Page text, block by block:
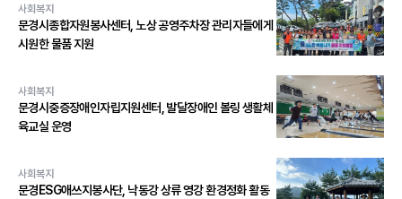
사회복지
문경시종합자원봉사센터, 노상 공영주차장 관리자들에게
시원한 물품 지원
사회복지
문경시중증장애인자립지원센터, 발달장애인 볼링 생활체
육교실 운영
사회복지
문경ESG애쓰지봉사단, 낙동강 상류 영강 환경정화 활동